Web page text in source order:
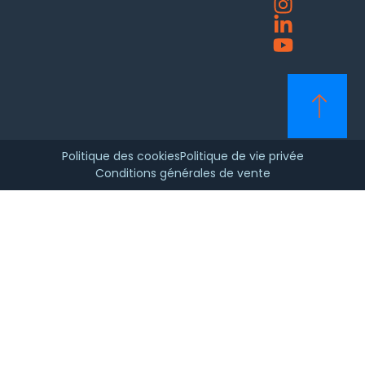
Politique des cookiesPolitique de vie privée
Conditions générales de vente